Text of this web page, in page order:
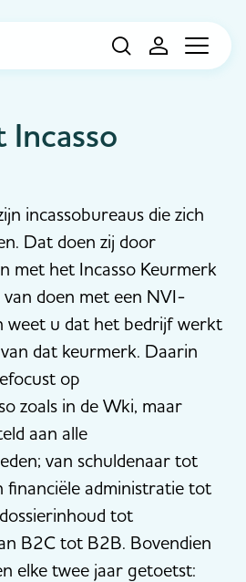
Incasso
incassobureaus die zich
Dat doen zij door
met het Incasso Keurmerk
doen met een NVI-
weet u dat het bedrijf werkt
dat keurmerk. Daarin
op
zoals in de Wki, maar
aan alle
van schuldenaar tot
financiële administratie tot
tot
B2C tot B2B. Bovendien
elke twee jaar getoetst: